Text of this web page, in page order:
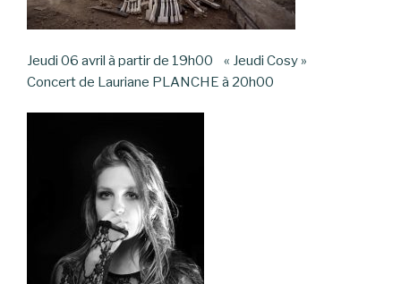
Jeudi 06 avril à partir de 19h00 « Jeudi Cosy »
Concert de Lauriane PLANCHE à 20h00